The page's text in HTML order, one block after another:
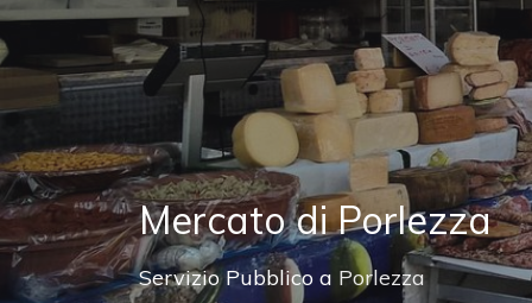
Mercato di Porlezza
Servizio Pubblico a Porlezza